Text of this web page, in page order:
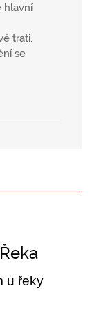
hlavní
trati.
se
u řeky